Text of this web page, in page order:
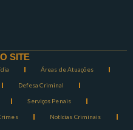
SITE
Áreas de Atuações
Defesa Criminal
Serviços Penais
Notícias Criminais